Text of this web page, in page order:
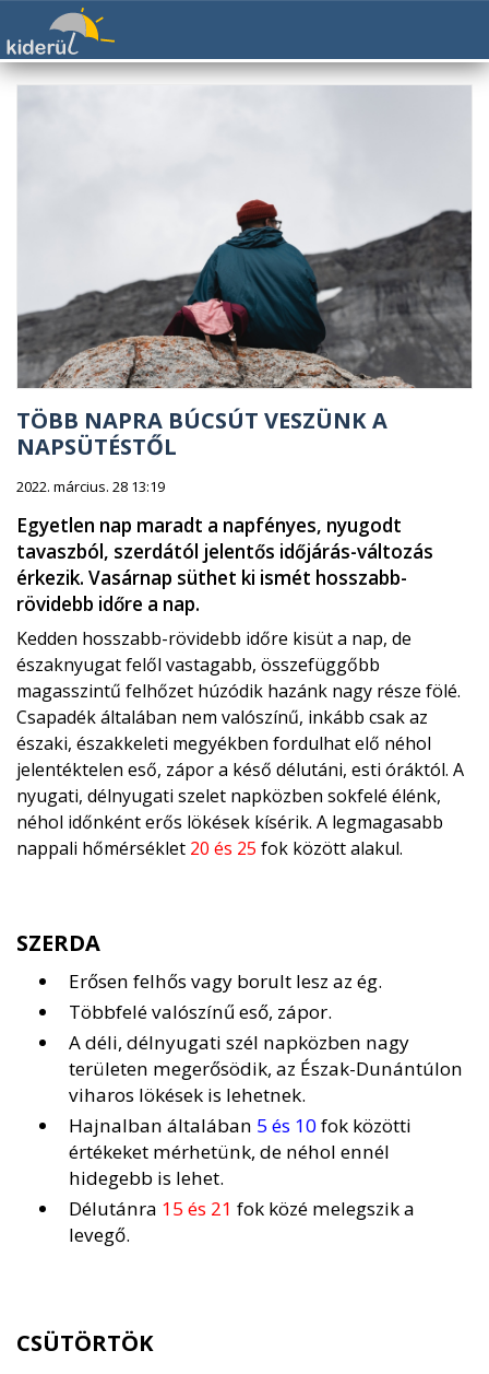
TÖBB NAPRA BÚCSÚT VESZÜNK A
NAPSÜTÉSTŐL
2022. március. 28 13:19
Egyetlen nap maradt a napfényes, nyugodt
tavaszból, szerdától jelentős időjárás-változás
érkezik. Vasárnap süthet ki ismét hosszabb-
rövidebb időre a nap.
Kedden hosszabb-rövidebb időre kisüt a nap, de
északnyugat felől vastagabb, összefüggőbb
magasszintű felhőzet húzódik hazánk nagy része fölé.
Csapadék általában nem valószínű, inkább csak az
északi, északkeleti megyékben fordulhat elő néhol
jelentéktelen eső, zápor a késő délutáni, esti óráktól. A
nyugati, délnyugati szelet napközben sokfelé élénk,
néhol időnként erős lökések kísérik. A legmagasabb
nappali hőmérséklet 20 és 25 fok között alakul.
SZERDA
Erősen felhős vagy borult lesz az ég.
Többfelé valószínű eső, zápor.
A déli, délnyugati szél napközben nagy
területen megerősödik, az Észak-Dunántúlon
viharos lökések is lehetnek.
Hajnalban általában 5 és 10fok közötti
értékeket mérhetünk, de néhol ennél
hidegebb is lehet.
Délutánra 15 és 21 fok közé melegszik a
levegő.
CSÜTÖRTÖK